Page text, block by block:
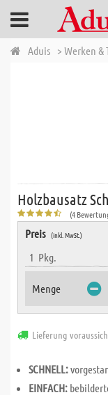
Aduis > Werken &
Holzbausatz
(4
Preis (inkl. MwSt.)
1 Pkg.
Menge
Lieferung
SCHNELL:
EINFACH: